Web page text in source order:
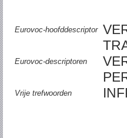
Eurovoc-hoofddescriptor
Eurovoc-descriptoren
Vrije trefwoorden